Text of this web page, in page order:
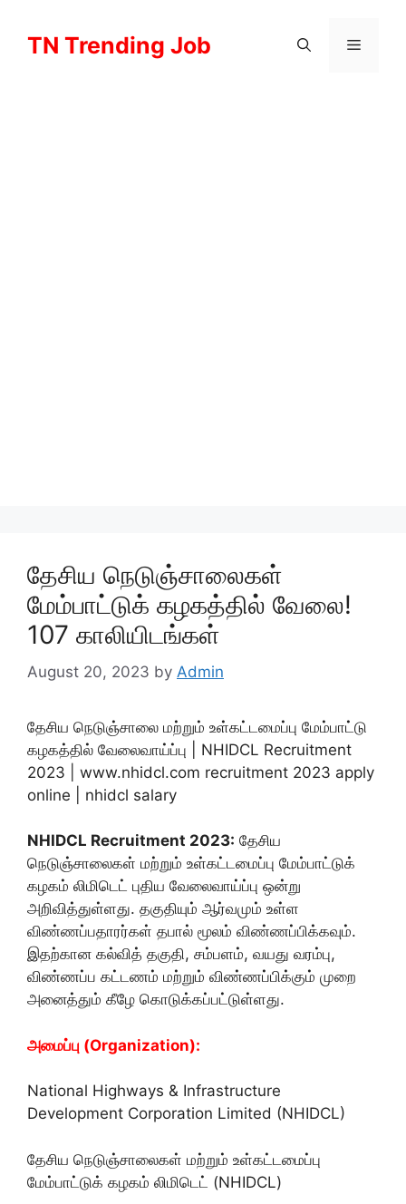
contentTN Trending Job Menu
தேசிய நெடுஞ்சாலைகள்
மேம்பாட்டுக் கழகத்தில் வேலை!
107 காலியிடங்கள்
August 20, 2023 by Admin
தேசிய நெடுஞ்சாலை மற்றும் உள்கட்டமைப்பு மேம்பாட்டு
கழகத்தில் வேலைவாய்ப்பு | NHIDCL Recruitment
2023 | www.nhidcl.com recruitment 2023 apply
online | nhidcl salary
NHIDCL Recruitment 2023: தேசிய
நெடுஞ்சாலைகள் மற்றும் உள்கட்டமைப்பு மேம்பாட்டுக்
கழகம் லிமிடெட் புதிய வேலைவாய்ப்பு ஒன்று
அறிவித்துள்ளது. தகுதியும் ஆர்வமும் உள்ள
விண்ணப்பதாரர்கள் தபால் மூலம் விண்ணப்பிக்கவும்.
இதற்கான கல்வித் தகுதி, சம்பளம், வயது வரம்பு,
விண்ணப்ப கட்டணம் மற்றும் விண்ணப்பிக்கும் முறை
அனைத்தும் கீழே கொடுக்கப்பட்டுள்ளது.
அமைப்பு (Organization):
National Highways & Infrastructure
Development Corporation Limited (NHIDCL)
தேசிய நெடுஞ்சாலைகள் மற்றும் உள்கட்டமைப்பு
மேம்பாட்டுக் கழகம் லிமிடெட் (NHIDCL)